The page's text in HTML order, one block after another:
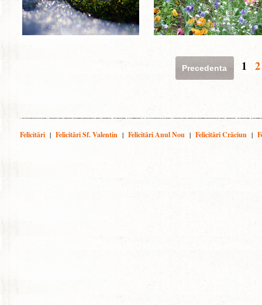
Precedenta 1 2
Felicitări | Felicitări Sf. Valentin | Felicitări Anul Nou | Felicitări Crăciun |